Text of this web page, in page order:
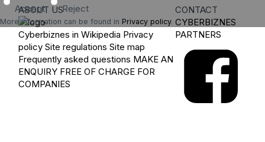
Accept Reject
More information can be found in Privacy policy.
ABOUT US
Cyberbiznes in Wikipedia Privacy
policy Site regulations Site map
Frequently asked questions MAKE AN
ENQUIRY FREE OF CHARGE FOR
COMPANIES
CONTACT
CYBERBIZNES
PARTNERS